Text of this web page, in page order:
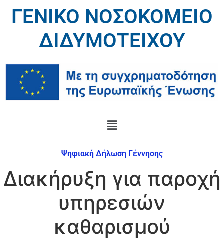
ΓΕΝΙΚΟ ΝΟΣΟΚΟΜΕΙΟ
ΔΙΔΥΜΟΤΕΙΧΟΥ
Ψηφιακή Δήλωση Γέννησης
Διακήρυξη για παροχή
υπηρεσιών
καθαρισμού